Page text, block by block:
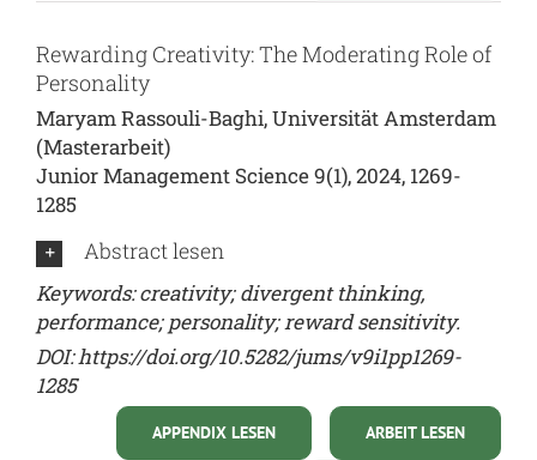
Rewarding Creativity: The Moderating Role of
Personality
Maryam Rassouli-Baghi, Universität Amsterdam
(Masterarbeit)
Junior Management Science 9(1), 2024, 1269-
1285
Abstract lesen
Keywords: creativity; divergent thinking,
performance; personality; reward sensitivity.
DOI:https://doi.org/10.5282/jums/v9i1pp1269-
1285
ARBEIT LESEN
APPENDIX LESEN